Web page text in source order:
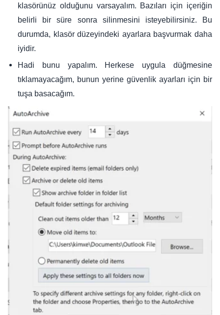
klasörünüz olduğunu varsayalım. Bazıları için içeriğin
belirli bir süre sonra silinmesini isteyebilirsiniz. Bu
durumda, klasör düzeyindeki ayarlara başvurmak daha
iyidir.
Hadi bunu yapalım. Herkese uygula düğmesine
tıklamayacağım, bunun yerine güvenlik ayarları için bir
tuşa basacağım.